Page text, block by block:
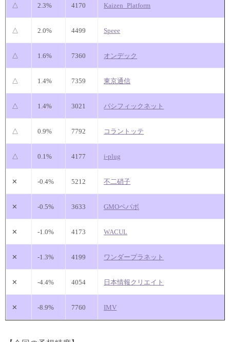
△ 2.3% 4170 Kaizen_Platform
△ 2.0% 4499 Speee
△ 1.6% 7360 オンデック
△ 1.4% 7359 東京通信
△ 1.4% 3021 パシフィックネット
△ 0.9% 7792 コラントッテ
△ 0.1% 4177 i-plug
✕ -0.4% 5212 不二硝子
✕ -0.5% 3633 GMOペパボ
✕ -1.0% 4173 WACUL
✕ -1.3% 4199 ワンダープラネット
✕ -4.4% 4054 日本情報クリエイト
✕ -8.9% 7760 IMV